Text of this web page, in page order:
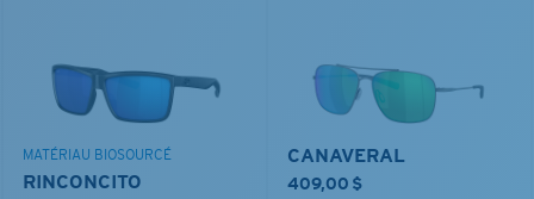
MATÉRIAU BIOSOURCÉ
RINCONCITO
CANAVERAL
409,00 $